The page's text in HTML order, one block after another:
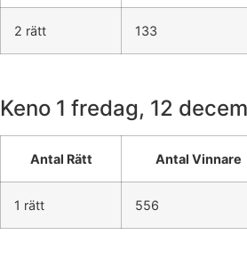
2 rätt 133
Keno 1 fredag, 12
Antal Rätt Antal Vinnare
1 rätt 556